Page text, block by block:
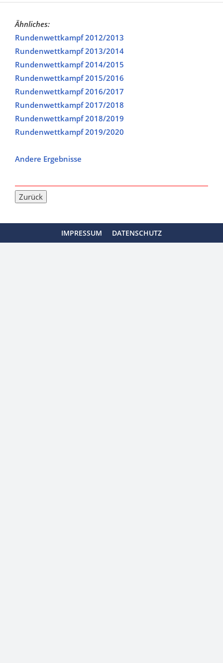
Ähnliches:
Rundenwettkampf 2012/2013
Rundenwettkampf 2013/2014
Rundenwettkampf 2014/2015
Rundenwettkampf 2015/2016
Rundenwettkampf 2016/2017
Rundenwettkampf 2017/2018
Rundenwettkampf 2018/2019
Rundenwettkampf 2019/2020
Andere Ergebnisse
IMPRESSUM DATENSCHUTZ